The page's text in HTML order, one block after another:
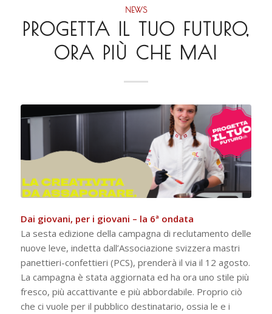
NEWS
PROGETTA IL TUO FUTURO,
ORA PIÙ CHE MAI
Dai giovani, per i giovani – la 6ª ondata
La sesta edizione della campagna di reclutamento delle
nuove leve, indetta dall’Associazione svizzera mastri
panettieri-confettieri (PCS), prenderà il via il 12 agosto.
La campagna è stata aggiornata ed ha ora uno stile più
fresco, più accattivante e più abbordabile. Proprio ciò
che ci vuole per il pubblico destinatario, ossia le e i